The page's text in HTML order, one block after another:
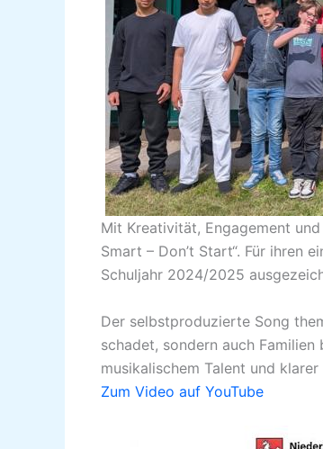
Mit Kreativität, Engagement
Smart – Don’t Start“. Für ihren
Schuljahr 2024/2025
Der selbstproduzierte Song
schadet, sondern auch
musikalischem Talent und
Zum Video auf YouTube